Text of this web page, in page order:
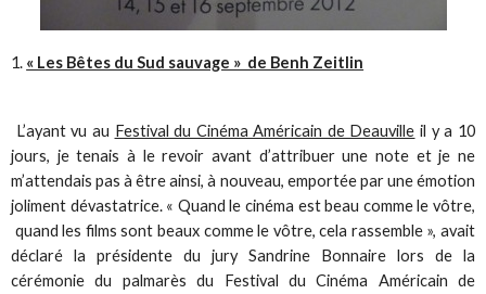
« Les Bêtes du Sud sauvage » de Benh Zeitlin
L’ayant vu au Festival du Cinéma Américain de Deauville il y a 10
jours, je tenais à le revoir avant d’attribuer une note et je ne
m’attendais pas à être ainsi, à nouveau, emportée par une émotion
joliment dévastatrice. « Quand le cinéma est beau comme le vôtre,
quand les films sont beaux comme le vôtre, cela rassemble », avait
déclaré la présidente du jury Sandrine Bonnaire lors de la
cérémonie du palmarès du Festival du Cinéma Américain de